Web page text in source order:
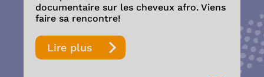
documentaire sur les cheveux afro. Viens
faire sa rencontre!
Lire plus